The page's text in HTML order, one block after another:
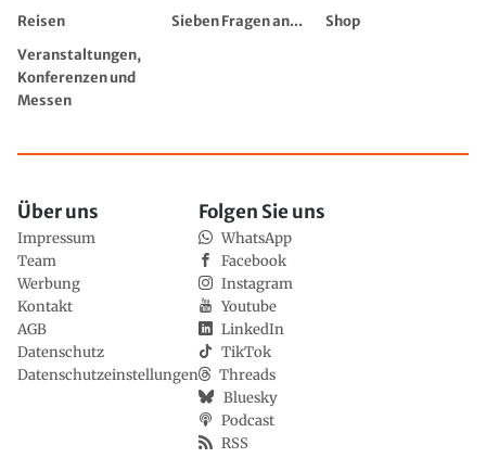
Reisen
Sieben Fragen an...
Shop
Veranstaltungen,
Konferenzen und
Messen
Über uns
Impressum
Team
Werbung
Kontakt
AGB
Datenschutz
Datenschutzeinstellungen
Folgen Sie uns
WhatsApp
Facebook
Instagram
Youtube
LinkedIn
TikTok
Threads
Bluesky
Podcast
RSS